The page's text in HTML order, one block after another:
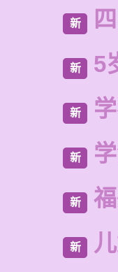
新
新 5
新
新
新
新